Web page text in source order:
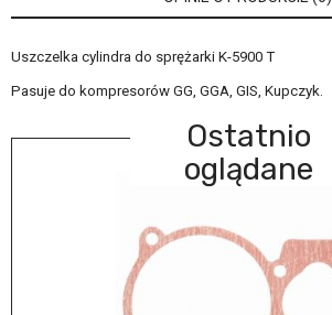
Uszczelka cylindra do sprężarki K-5900 T
Pasuje do kompresorów GG, GGA, GIS, Kupczyk.
Ostatnio
oglądane